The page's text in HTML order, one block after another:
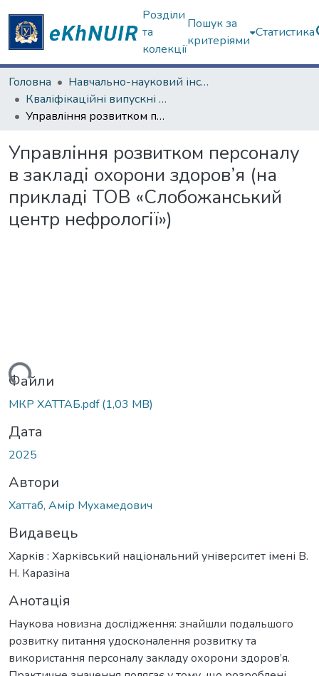
Розділи
та
колекції
Пошук за
критеріями
Статистика
Головна
Навчально-науковий інститут «Українська інженерно-педагогічна академія»
Кваліфікаційні випускні роботи магістрів. Навчально-науковий інститут «Українська інженерно-педагогічна академія»
Управління розвитком персоналу в закладі охорони здоров’я (на прикладі ТОВ «Слобожанський центр нефрології»)
Управління розвитком персоналу
в закладі охорони здоров’я (на
прикладі ТОВ «Слобожанський
центр нефрології»)
Файли
МКР ХАТТАБ.pdf(1,03 MB)
Дата
2025
Автори
Хаттаб, Амір Мухамедович
Видавець
Харків : Харківський національний університет імені В.
Н. Каразіна
Анотація
Наукова новизна дослідження: знайшли подальшого
розвитку питання удосконалення розвитку та
використання персоналу закладу охорони здоров’я.